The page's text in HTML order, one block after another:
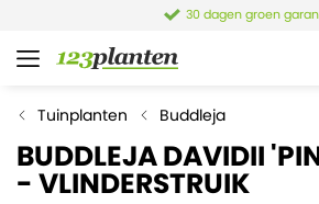
30 dagen groen
Tuinplanten Buddleja
BUDDLEJA DAVIDII
- VLINDERSTRUIK